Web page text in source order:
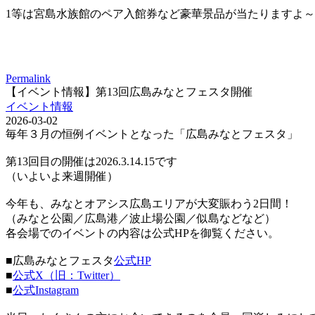
1等は宮島水族館のペア入館券など豪華景品が当たりますよ
Permalink
【イベント情報】第13回広島みなとフェスタ開催
イベント情報
2026-03-02
毎年３月の恒例イベントとなった「広島みなとフェスタ」
第13回目の開催は2026.3.14.15です
（いよいよ来週開催）
今年も、みなとオアシス広島エリアが大変賑わう2日間！
（みなと公園／広島港／波止場公園／似島などなど）
各会場でのイベントの内容は公式HPを御覧ください。
■広島みなとフェスタ公式HP
■公式X（旧：Twitter）
■公式Instagram